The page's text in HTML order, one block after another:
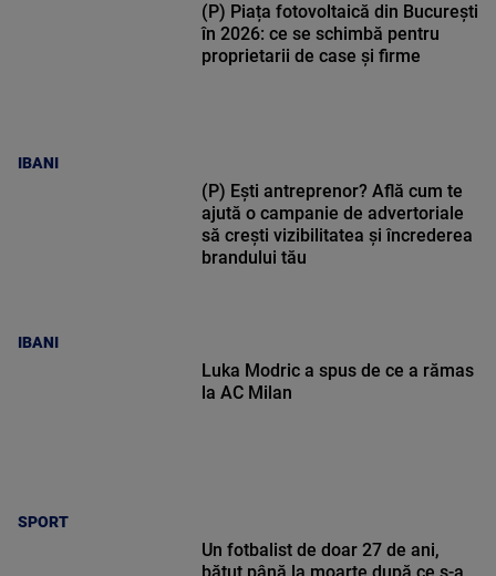
IBANI
(P) Piața fotovoltaică din București
în 2026: ce se schimbă pentru
proprietarii de case și firme
IBANI
(P) Ești antreprenor? Află cum te
ajută o campanie de advertoriale
să crești vizibilitatea și încrederea
brandului tău
SPORT
Luka Modric a spus de ce a rămas
la AC Milan
Un fotbalist de doar 27 de ani,